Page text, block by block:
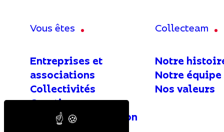
mail à
Vous êtes
Entreprises et
associations
Collectivités
Courtiers
Agents de la fonction
Collecteam
Notre
Notre équipe
Nos valeurs